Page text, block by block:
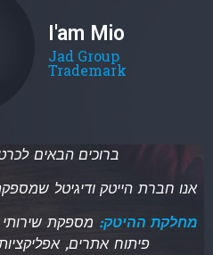
I'am Mio
Jad Group
Trademark
ברוכים הבאים
אנו חברת הייטק ודיגיטל
מחלקת ההיטק: מספקת שירותי
פיתוח אתרים,